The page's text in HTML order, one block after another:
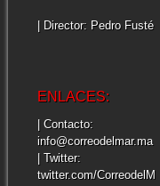
| Director: Pedro Fusté
ENLACES:
| Contacto:
info@correodelmar.ma
| Twitter:
twitter.com/CorreodelM